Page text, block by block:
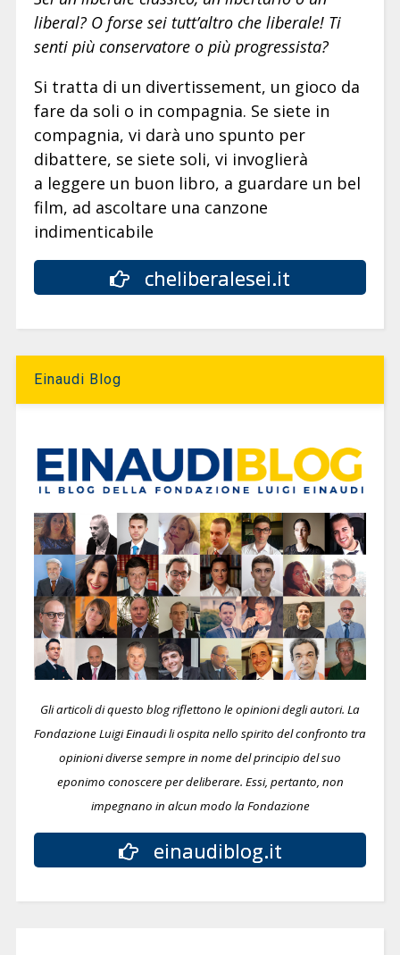
liberal? O forse sei tutt’altro che liberale! Ti
senti più conservatore o più progressista?
Si tratta di un divertissement, un gioco da
fare da soli o in compagnia. Se siete in
compagnia, vi darà uno spunto per
dibattere, se siete soli, vi invoglierà
a leggere un buon libro, a guardare un bel
film, ad ascoltare una canzone
indimenticabile
cheliberalesei.it
Einaudi Blog
Gli articoli di questo blog riflettono le opinioni degli autori. La
Fondazione Luigi Einaudi li ospita nello spirito del confronto tra
opinioni diverse sempre in nome del principio del suo
eponimo conoscere per deliberare. Essi, pertanto, non
impegnano in alcun modo la Fondazione
einaudiblog.it